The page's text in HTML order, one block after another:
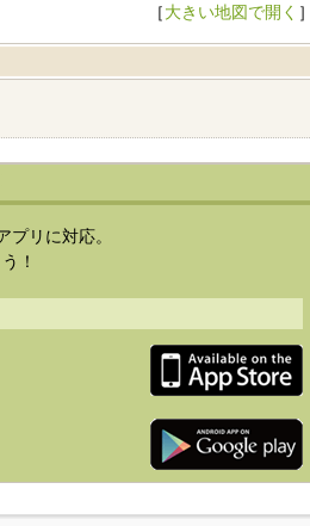
［大きい地図で開く ］
プリに対応。
！